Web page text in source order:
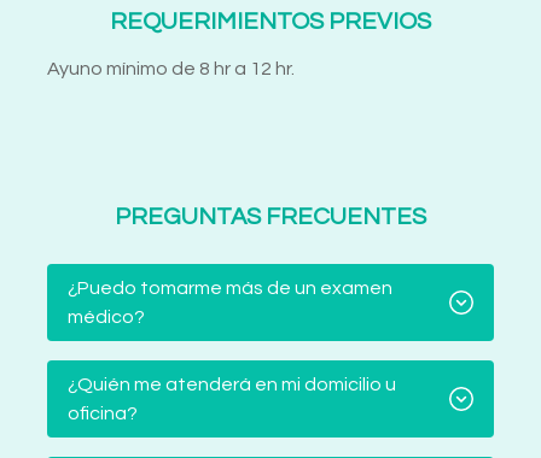
REQUERIMIENTOS PREVIOS
Ayuno mínimo de 8 hr a 12 hr.
PREGUNTAS FRECUENTES
¿Puedo tomarme más de un examen
médico?
¿Quién me atenderá en mi domicilio u
oficina?